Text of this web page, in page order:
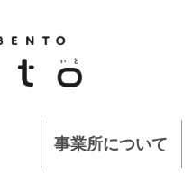
事業所について